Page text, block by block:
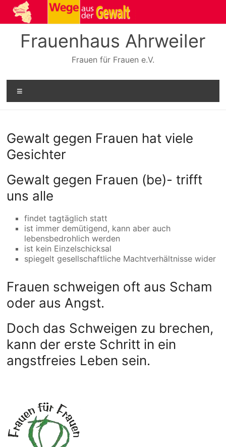
Zum
Inhalt
springen
Frauenhaus Ahrweiler
Frauen für Frauen e.V.
Gewalt gegen Frauen hat viele
Gesichter
Gewalt gegen Frauen (be)- trifft
uns alle
findet tagtäglich statt
ist immer demütigend, kann aber auch
lebensbedrohlich werden
ist kein Einzelschicksal
spiegelt gesellschaftliche Machtverhältnisse wider
Frauen schweigen oft aus Scham
oder aus Angst.
Doch das Schweigen zu brechen,
kann der erste Schritt in ein
angstfreies Leben sein.